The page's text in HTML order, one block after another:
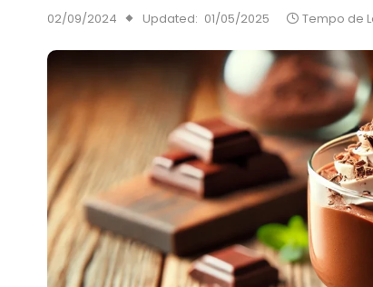
02/09/2024 Updated: 01/05/2025 Tempo de